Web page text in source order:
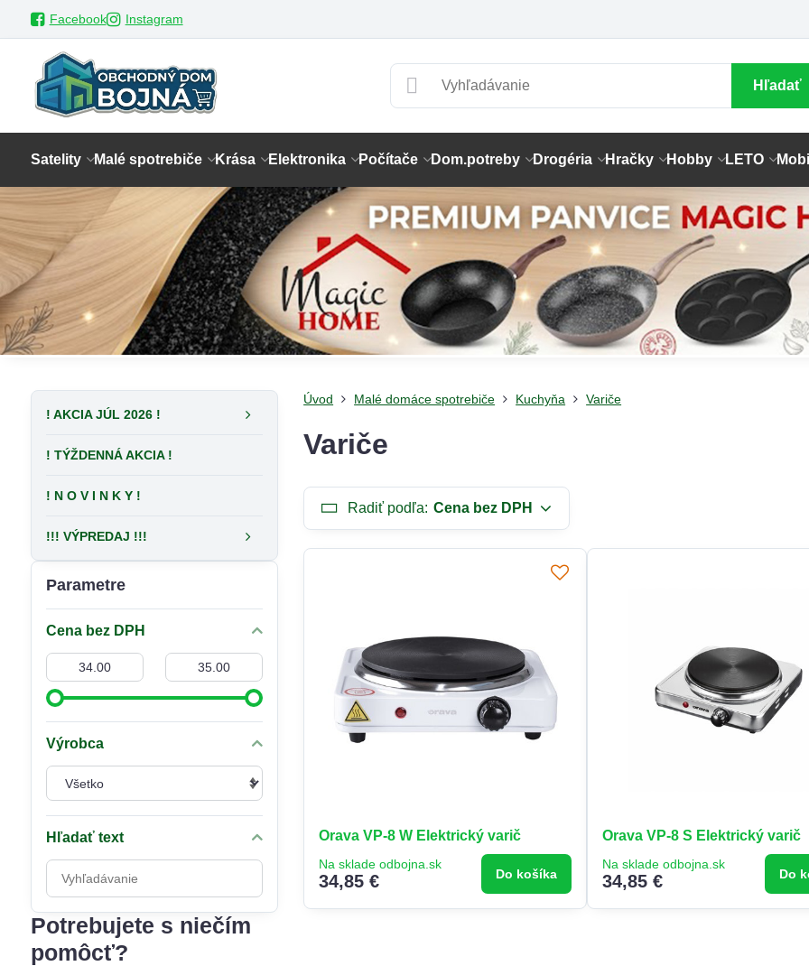
Facebook Instagram
Hľadať
Satelity Malé spotrebiče Krása Elektronika Počítače Dom.potreby Drogéria Hračky Hobby LETO
Úvod Malé domáce spotrebiče Kuchyňa Variče
Variče
Radiť podľa: Cena bez DPH
Orava VP-8 W Elektrický varič
Na sklade odbojna.sk
34,85 € Do košíka
Orava VP-8 S Elektrický varič
Na sklade odbojna.sk
34,85 € Do
Parametre
Cena bez DPH
Od: Do:
Výrobca
Hľadať text
Prehľadať
výsledky
filtra
fulltextom
Potrebujete s niečím
pomôcť?
! AKCIA JÚL 2026 !
! TÝŽDENNÁ AKCIA !
! N O V I N K Y !
!!! VÝPREDAJ !!!